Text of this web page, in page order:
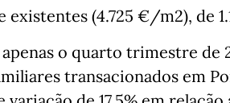
existentes (4.725 €/m2), de
o quarto trimestre de
transacionados em